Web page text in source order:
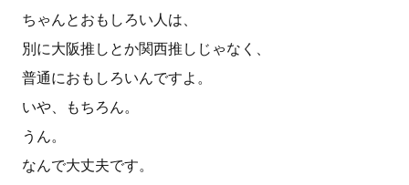
ちゃんとおもしろい人は、
別に大阪推しとか関西推しじゃなく、
普通におもしろいんですよ。
いや、もちろん。
うん。
なんで大丈夫です。